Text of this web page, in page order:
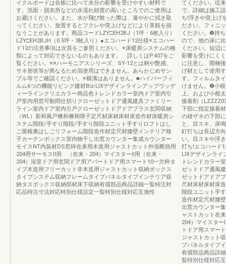
イクルボードは合板に比べて水分の影響を受けやすい材料で
す。洗面・脱衣所などの水濡れ頻度の高いところでのご使用は
お避けください。また、水が飛び散った際は、速やかに拭き取
ってください。放置するとフクレや突上げなどにより美観を損
なうことがあります。商品コードLZY□EH2BJ（1坪・6枚入り）
LZY□EH2BJH（0.5坪・3枚入り）●エコハード12仕様※エコハー
ド12の注意事項は次頁をご参照ください。※床暖房システムの種
類によって対応できないものもあります。 詳しくはP.407をご
覧ください。※※ハーモニアスシリーズ、SY-12とは柄や艶感、
サネ形状等が異なるため混使用はできません。あらかじめサン
プル等でご確認ください。※横溝はありません。■ハイパーフィ
ルム6つの機能リビング建材Biz-LIXデザインラインアップウッデ
ィーラインクリエカラー商品色トレンドカラー室内ドア室内引
戸室内用窓可動間仕切りクローゼットドア通風建具ファミリー
ライン室内ドア室内引戸クローゼットドアドアプラス玄関収納
（WL）新和風戸襖和襖和障子定尺材床材床材床造作材床暖房シ
ステム階段/手すり階段/手すり階段ユニット手すりロフトはし
ご屋根裏はしごリフォーム階段造作材定尺材腰壁インテリア格
子カーテンボックス室内物干し出窓カウンター集成カウンター
モイスNT内装材DS窓枠在来用木造用ジャストカット外張断熱用
204用サーモスⅡ用 （在来・204）マイスターⅡ用（在来・
204）浴室ドア用玄関ドア用アパートドア用スマート10一方枠タ
イプ木造用フリーカット非木造用ジャストカット収納ボックス
タイプシステム収納フレームタイプパネルタイプインテリア収
納タスボックス収納部材床下収納有償部品商品詳細一覧特注対
応品特注寸法対応特別仕様設定一覧特別仕様対応互換性
てください。従
で、詳細は施工
ち!浮きや突上げ
ださい。フィニ
ください。❺持
ので、他の床に
ください。短辺
影響を受けにく
に注意し、開梱
げ材として使用
す。フィルムタ
けません。❶小根
上、および小根
接着剤（
下部に指定接着
の雄ザネの下部
と、目スキ、床
釘打ちは長辺方
い。目スキや浮
打ち!エコハード
LIXデザインライ
トレンドカラー
ゼットドア通風
ゼットドアドア
尺材床材床材床
階段ユニット手
造作材定尺材腰
出窓カウンター
ャストカット在
204）マイスタ
トドア用スマー
ジャストカット
プパネルタイプ
有償部品商品詳
覧特別仕様対応